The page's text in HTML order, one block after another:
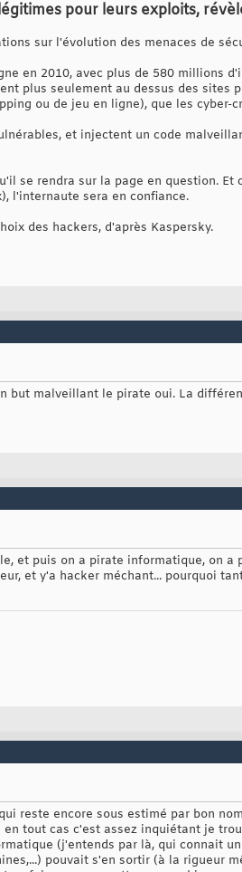
pour leurs exploits,
sur l'évolution des menaces de
en 2010, avec plus de 580 millions
plus seulement au dessus des sites
ou de jeu en ligne), que les
et injectent un code
se rendra sur la page en question.
l'internaute sera en confiance.
des hackers, d'après Kaspersky.
but malveillant le pirate oui. La
et puis on a pirate informatique, on a
et y'a hacker méchant... pourquoi
reste encore sous estimé par bon
tout cas c'est assez inquiétant je
(j'entends par là, qui connait
pouvait s'en sortir (à la rigueur